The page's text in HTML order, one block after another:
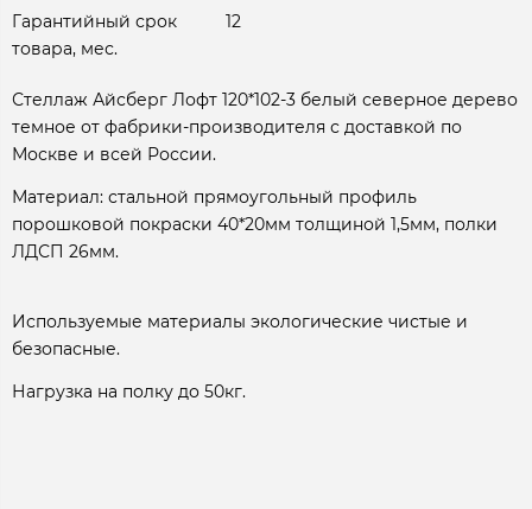
Гарантийный срок
товара, мес.
12
Стеллаж Айсберг Лофт 120*102-3 белый северное дерево
темное от фабрики-производителя с доставкой по
Москве и всей России.
Материал: стальной прямоугольный профиль
порошковой покраски 40*20мм толщиной 1,5мм, полки
ЛДСП 26мм.
Используемые материалы экологические чистые и
безопасные.
Нагрузка на полку до 50кг.